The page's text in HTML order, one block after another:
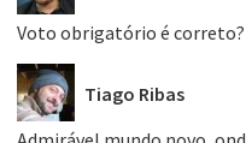
Voto obrigatório é correto?
Tiago Ribas